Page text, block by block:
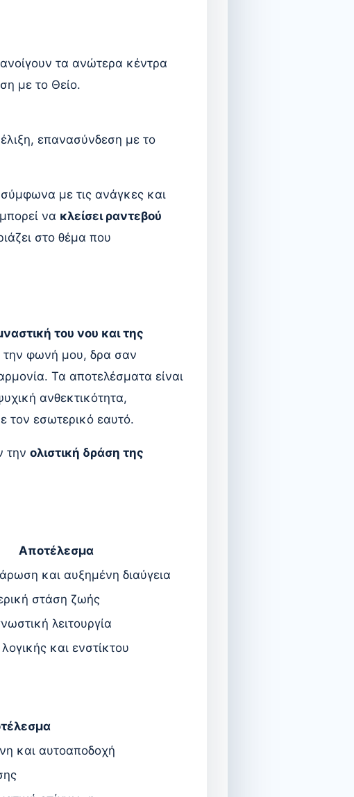
τα ανώτερα κέντρα
με το Θείο.
επανασύνδεση με το
με τις ανάγκες και
να κλείσει ραντεβού
στο θέμα που
του νου και της
την φωνή μου, δρα σαν
Τα αποτελέσματα είναι
ανθεκτικότητα,
τον εσωτερικό εαυτό.
την ολιστική δράση της
Αποτέλεσμα
και αυξημένη διαύγεια
στάση ζωής
λειτουργία
και ενστίκτου
και αυτοαποδοχή